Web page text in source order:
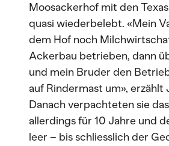
Moosackerhof mit den
quasi wiederbelebt. «Mein
dem Hof noch
Ackerbau betrieben, dann
und mein Bruder den
auf Rindermast um», erzählt
Danach verpachteten sie
allerdings für 10 Jahre und
leer – bis schliesslich der